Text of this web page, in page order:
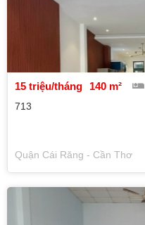
15 triệu/tháng 140 m²
713
Quận Cái Răng - Cần Thơ